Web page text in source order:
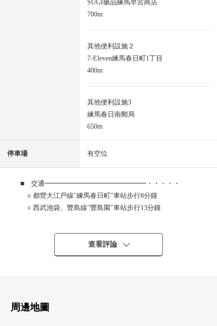
SUGI藥品練馬早宮商店
700m
其他便利設施２
7-Eleven練馬春日町1丁目
400m
其他便利設施3
練馬春日南郵局
650m
停車場 有空位
■ 交通━━━━━━━━━━━━━━━・・・・・
○ 都營大江戶線"練馬春日町"車站步行8分鐘
○ 西武池袋、豐島線"豐島園"車站步行13分鐘
■ 打算在2026年12月完成新建透天房
━━━━━━━━━━━━━━━・・・・・
○ 客廳有樓梯井，有開放感覺
查看評論
周邊地圖